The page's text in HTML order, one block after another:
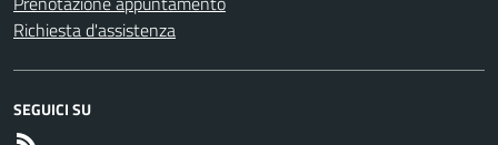
Richiesta d'assistenza
SEGUICI SU